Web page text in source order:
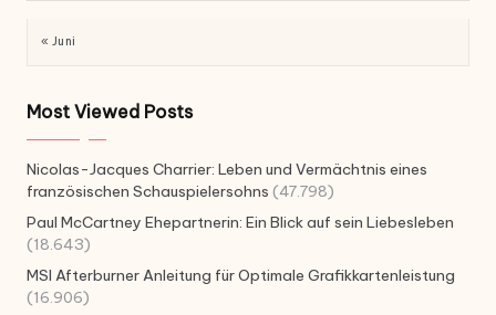
« Juni
Most Viewed Posts
Nicolas-Jacques Charrier: Leben und Vermächtnis eines
französischen Schauspielersohns (47.798)
Paul McCartney Ehepartnerin: Ein Blick auf sein Liebesleben
(18.643)
MSI Afterburner Anleitung für Optimale Grafikkartenleistung
(16.906)